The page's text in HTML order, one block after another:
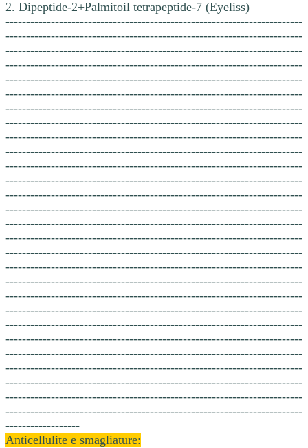
2. Dipeptide-2+Palmitoil tetrapeptide-7 (Eyeliss)
------------------------------------------------------------------------
------------------------------------------------------------------------
------------------------------------------------------------------------
------------------------------------------------------------------------
------------------------------------------------------------------------
------------------------------------------------------------------------
------------------------------------------------------------------------
------------------------------------------------------------------------
------------------------------------------------------------------------
------------------------------------------------------------------------
------------------------------------------------------------------------
------------------------------------------------------------------------
------------------------------------------------------------------------
------------------------------------------------------------------------
------------------------------------------------------------------------
------------------------------------------------------------------------
------------------------------------------------------------------------
------------------------------------------------------------------------
------------------------------------------------------------------------
------------------------------------------------------------------------
------------------------------------------------------------------------
------------------------------------------------------------------------
------------------------------------------------------------------------
------------------------------------------------------------------------
------------------------------------------------------------------------
------------------------------------------------------------------------
------------------------------------------------------------------------
------------------------------------------------------------------------
------------------
Anticellulite e smagliature: